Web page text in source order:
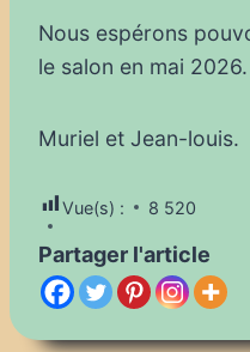
Nous espérons
le salon en mai 2026.
Muriel et Jean-louis.
Vue(s) : 8 520
Partager l'article